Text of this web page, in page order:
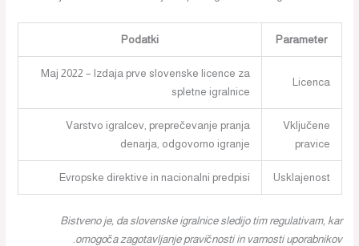
Parameter
Podatki
Licenca
Maj 2022 – Izdaja prve slovenske licence za
spletne igralnice
Vključene
pravice
Varstvo igralcev, preprečevanje pranja
denarja, odgovorno igranje
Usklajenost
Evropske direktive in nacionalni predpisi
Bistveno je, da slovenske igralnice sledijo tim regulativam, kar
omogoča zagotavljanje pravičnosti in varnosti uporabnikov.